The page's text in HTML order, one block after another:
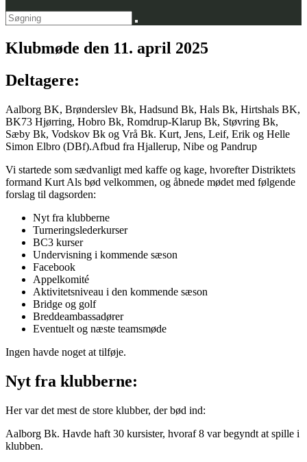
Klubmøde den 11. april 2025
Deltagere:
Aalborg BK, Brønderslev Bk, Hadsund Bk, Hals Bk, Hirtshals BK,
BK73 Hjørring, Hobro Bk, Romdrup-Klarup Bk, Støvring Bk,
Sæby Bk, Vodskov Bk og Vrå Bk. Kurt, Jens, Leif, Erik og Helle
Simon Elbro (DBf).Afbud fra Hjallerup, Nibe og Pandrup
Vi startede som sædvanligt med kaffe og kage, hvorefter Distriktets
formand Kurt Als bød velkommen, og åbnede mødet med følgende
forslag til dagsorden:
Nyt fra klubberne
Turneringslederkurser
BC3 kurser
Undervisning i kommende sæson
Facebook
Appelkomité
Aktivitetsniveau i den kommende sæson
Bridge og golf
Breddeambassadører
Eventuelt og næste teamsmøde
Ingen havde noget at tilføje.
Nyt fra klubberne:
Her var det mest de store klubber, der bød ind:
Aalborg Bk. Havde haft 30 kursister, hvoraf 8 var begyndt at spille i
klubben.